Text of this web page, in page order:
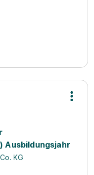
Ausbildungsjahr
KG